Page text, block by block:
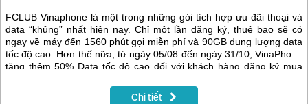
FCLUB Vinaphone là một trong những gói tích hợp ưu đãi thoại và
data “khủng” nhất hiện nay. Chỉ một lần đăng ký, thuê bao sẽ có
ngay về máy đến 1560 phút gọi miễn phí và 90GB dung lượng data
tốc độ cao. Hơn thế nữa, từ ngày 05/08 đến ngày 31/10, VinaPhone
tặng thêm 50% Data tốc độ cao đối với khách hàng đăng ký mua
Chi tiết